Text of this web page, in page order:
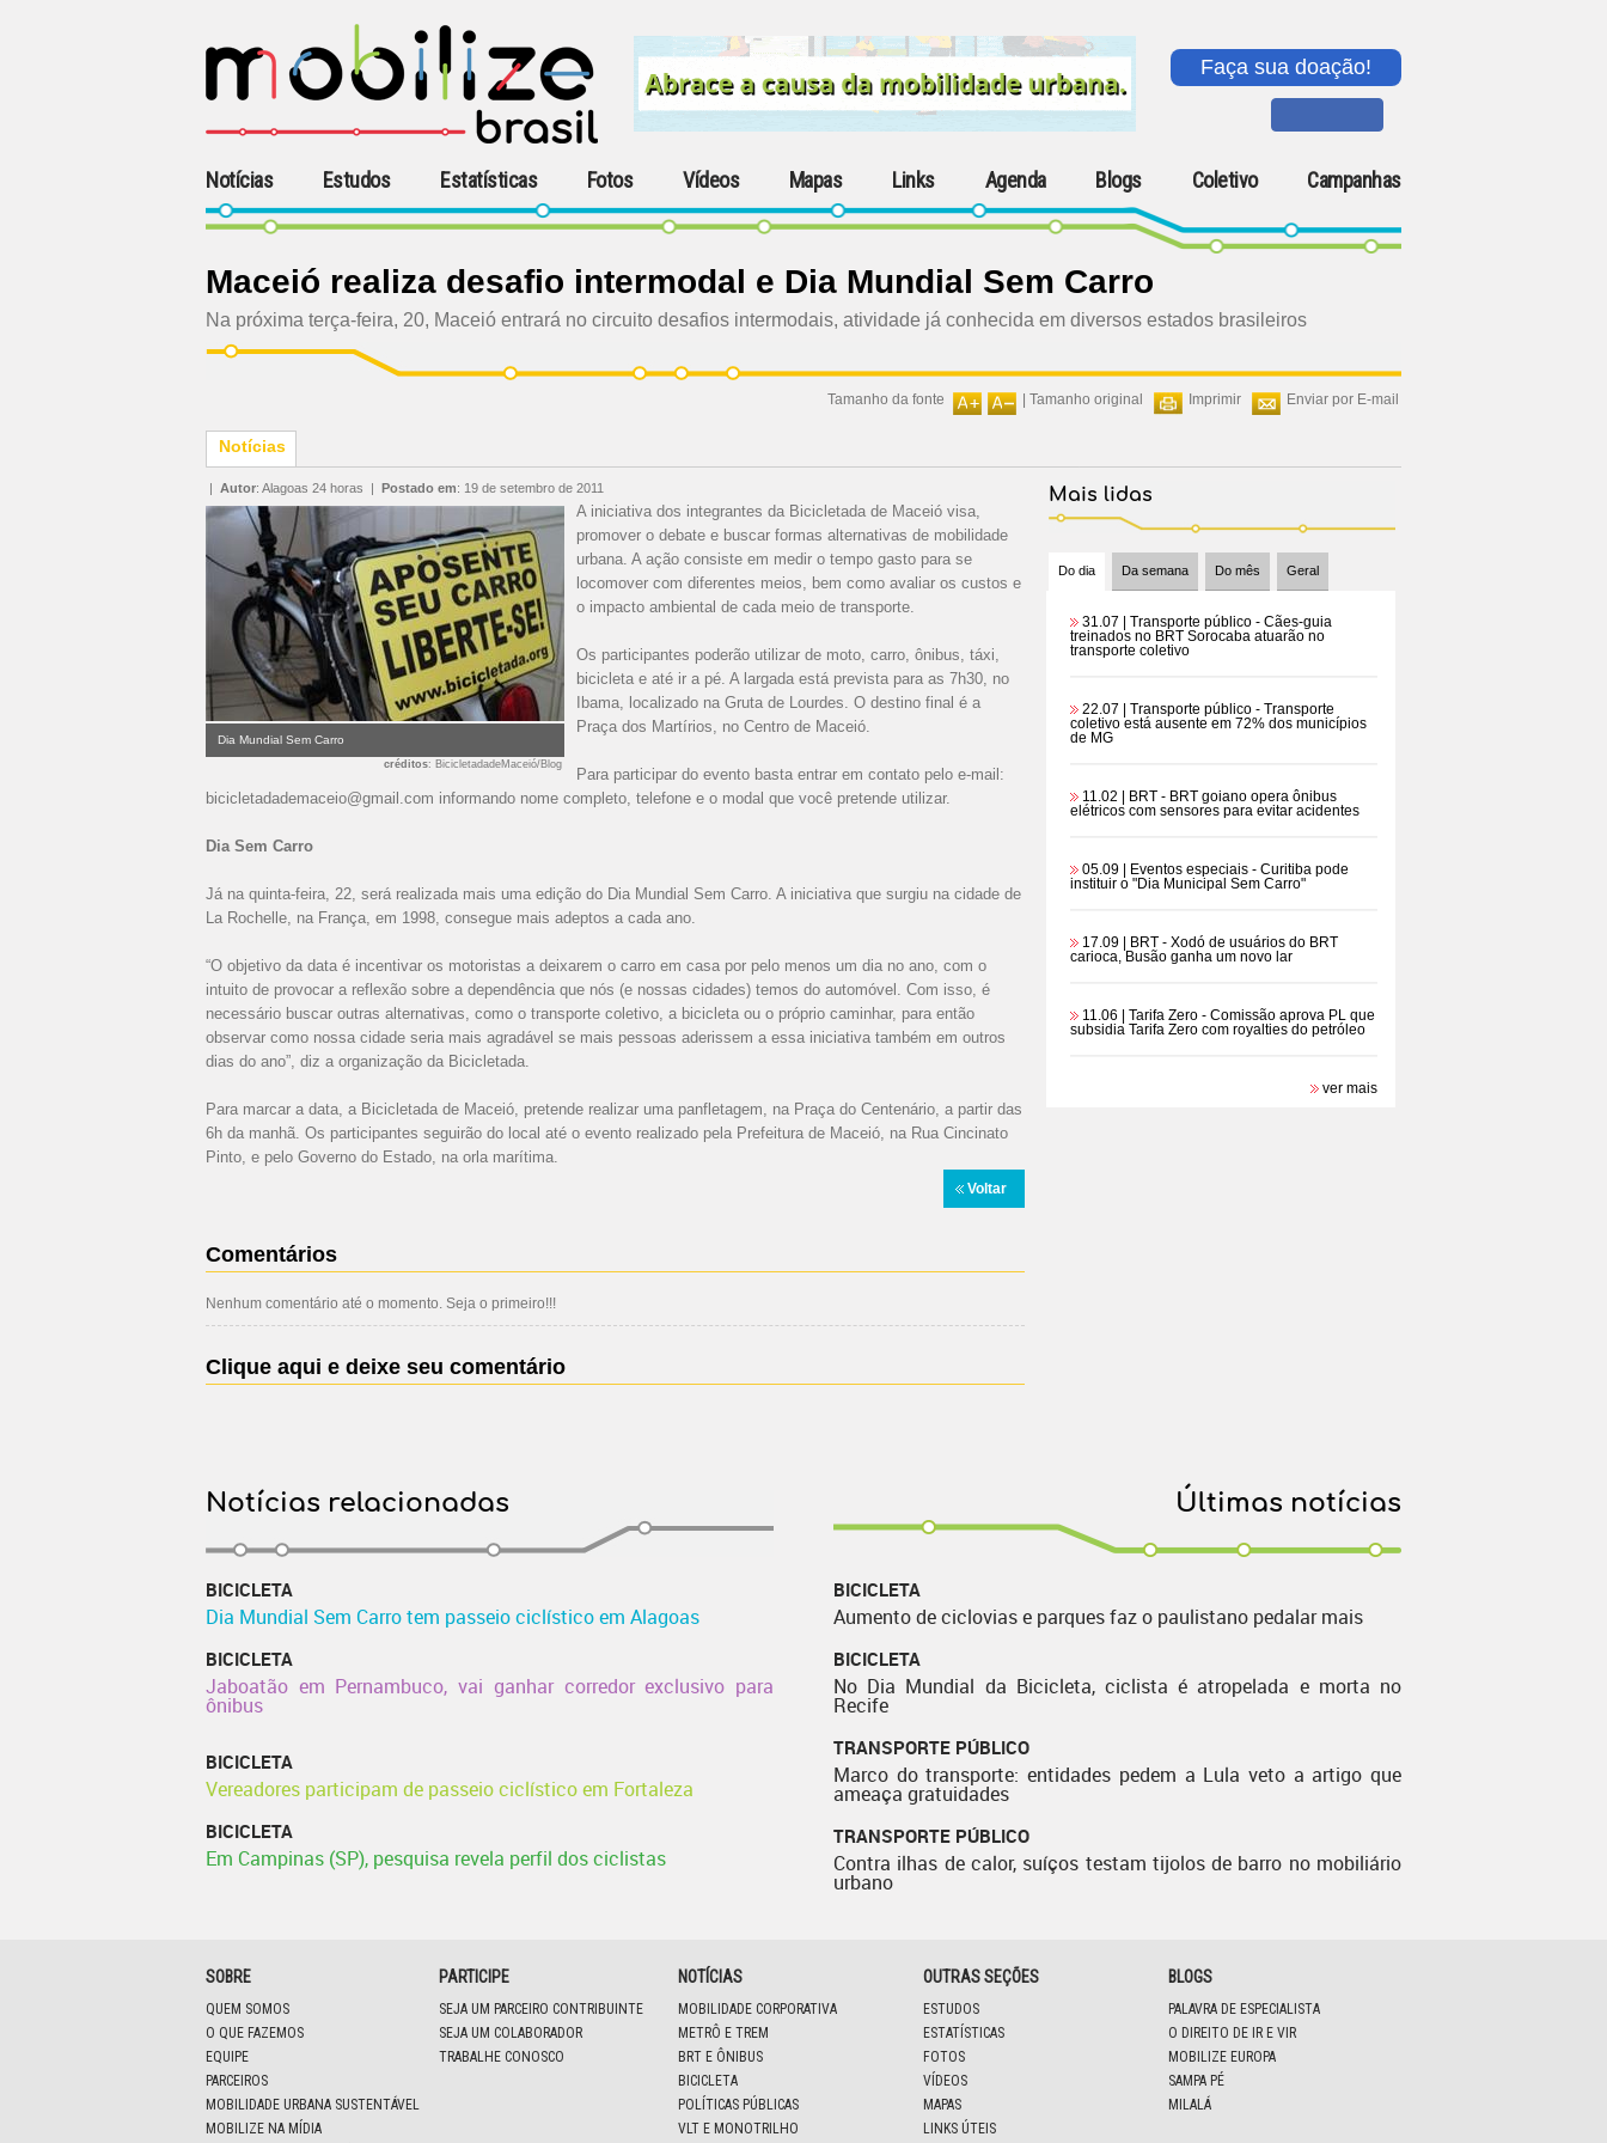
Faça sua doação!
Notícias Estudos Estatísticas Fotos Vídeos Mapas Links Agenda Blogs Coletivo Campanhas
Maceió realiza desafio intermodal e Dia Mundial Sem Carro
Na próxima terça-feira, 20, Maceió entrará no circuito desafios intermodais, atividade já conhecida em diversos estados brasileiros
Enviar por E-mail
Imprimir
Tamanho da fonte Tamanho original
Notícias
| Autor: Alagoas 24 horas | Postado em: 19 de setembro de 2011
Dia Mundial Sem Carro
créditos: BicicletadadeMaceió/Blog
A iniciativa dos integrantes da Bicicletada de Maceió visa,
promover o debate e buscar formas alternativas de mobilidade
urbana. A ação consiste em medir o tempo gasto para se
locomover com diferentes meios, bem como avaliar os custos e
o impacto ambiental de cada meio de transporte.
Os participantes poderão utilizar de moto, carro, ônibus, táxi,
bicicleta e até ir a pé. A largada está prevista para as 7h30, no
Ibama, localizado na Gruta de Lourdes. O destino final é a
Praça dos Martírios, no Centro de Maceió.
Para participar do evento basta entrar em contato pelo e-mail:
bicicletadademaceio@gmail.com informando nome completo, telefone e o modal que você pretende utilizar.
Dia Sem Carro
Já na quinta-feira, 22, será realizada mais uma edição do Dia Mundial Sem Carro. A iniciativa que surgiu na cidade de
La Rochelle, na França, em 1998, consegue mais adeptos a cada ano.
“O objetivo da data é incentivar os motoristas a deixarem o carro em casa por pelo menos um dia no ano, com o
intuito de provocar a reflexão sobre a dependência que nós (e nossas cidades) temos do automóvel. Com isso, é
necessário buscar outras alternativas, como o transporte coletivo, a bicicleta ou o próprio caminhar, para então
observar como nossa cidade seria mais agradável se mais pessoas aderissem a essa iniciativa também em outros
dias do ano”, diz a organização da Bicicletada.
Para marcar a data, a Bicicletada de Maceió, pretende realizar uma panfletagem, na Praça do Centenário, a partir das
6h da manhã. Os participantes seguirão do local até o evento realizado pela Prefeitura de Maceió, na Rua Cincinato
Pinto, e pelo Governo do Estado, na orla marítima.
Voltar
Comentários
Nenhum comentário até o momento. Seja o primeiro!!!
Clique aqui e deixe seu comentário
Mais lidas
Do dia Da semana Do mês Geral
31.07 | Transporte público - Cães-guia
treinados no BRT Sorocaba atuarão no
transporte coletivo
22.07 | Transporte público - Transporte
coletivo está ausente em 72% dos municípios
de MG
11.02 | BRT - BRT goiano opera ônibus
elétricos com sensores para evitar acidentes
05.09 | Eventos especiais - Curitiba pode
instituir o "Dia Municipal Sem Carro"
17.09 | BRT - Xodó de usuários do BRT
carioca, Busão ganha um novo lar
11.06 | Tarifa Zero - Comissão aprova PL que
subsidia Tarifa Zero com royalties do petróleo
ver mais
Notícias relacionadas
BICICLETA
Dia Mundial Sem Carro tem passeio ciclístico em Alagoas
BICICLETA
Jaboatão em Pernambuco, vai ganhar corredor exclusivo para
ônibus
BICICLETA
Vereadores participam de passeio ciclístico em Fortaleza
BICICLETA
Em Campinas (SP), pesquisa revela perfil dos ciclistas
Últimas notícias
BICICLETA
Aumento de ciclovias e parques faz o paulistano pedalar mais
BICICLETA
No Dia Mundial da Bicicleta, ciclista é atropelada e morta no
Recife
TRANSPORTE PÚBLICO
Marco do transporte: entidades pedem a Lula veto a artigo que
ameaça gratuidades
TRANSPORTE PÚBLICO
Contra ilhas de calor, suíços testam tijolos de barro no mobiliário
urbano
SOBRE
QUEM SOMOS
O QUE FAZEMOS
EQUIPE
PARCEIROS
MOBILIDADE URBANA SUSTENTÁVEL
MOBILIZE NA MÍDIA
PARTICIPE
SEJA UM PARCEIRO CONTRIBUINTE
SEJA UM COLABORADOR
TRABALHE CONOSCO
NOTÍCIAS
MOBILIDADE CORPORATIVA
METRÔ E TREM
BRT E ÔNIBUS
BICICLETA
POLÍTICAS PÚBLICAS
VLT E MONOTRILHO
OUTRAS SEÇÕES
ESTUDOS
ESTATÍSTICAS
FOTOS
VÍDEOS
MAPAS
LINKS ÚTEIS
BLOGS
PALAVRA DE ESPECIALISTA
O DIREITO DE IR E VIR
MOBILIZE EUROPA
SAMPA PÉ
MILALÁ